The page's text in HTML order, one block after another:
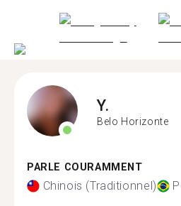
Y.
Belo Horizonte
PARLE COURAMMENT
Chinois (Traditionnel)